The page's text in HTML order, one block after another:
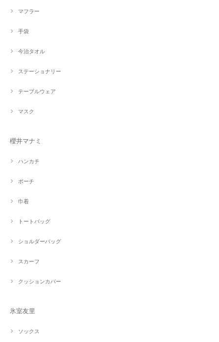
マフラー
手袋
今治タオル
ステーショナリー
テーブルウェア
マスク
櫻井マナミ
ハンカチ
ポーチ
巾着
トートバッグ
ショルダーバッグ
スカーフ
クッションカバー
氷室友里
ソックス